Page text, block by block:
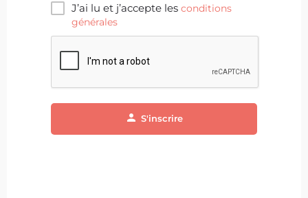
J’ai lu et j’accepte les conditions
générales
S'inscrire